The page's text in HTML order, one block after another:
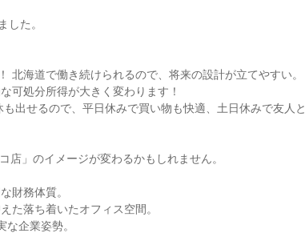
した。
北海道で働き続けられるので、将来の設計が立てやすい。
可処分所得が大きく変わります！
出せるので、平日休みで買い物も快適、土日休みで友人と
」のイメージが変わるかもしれません。
財務体質。
た落ち着いたオフィス空間。
企業姿勢。